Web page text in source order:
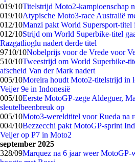
019/10Titelstrijd Moto2-kampioenschap
019/10Atypische Moto3-race Australië
012/10Manzi pakt World Supersport-
012/10Strijd om World Superbike-titel
Razgatlioglu nadert derde titel
9710/10Nobelprijs voor de Vrede voor
510/10Tweestrijd om World Superbike-
afscheid Van der Mark nadert
005/10Moreira houdt Moto2-titelstrijd in
Veijer 9e in Indonesië
005/10Eerste MotoGP-zege Aldeguer,
sleutelbeenbreuk op
005/10Moto3-wereldtitel voor Rueda na
004/10Bezzecchi pakt MotoGP-sprint
Veijer op P7 in Moto2
september 2025
328/09Marquez na 6 jaar weer